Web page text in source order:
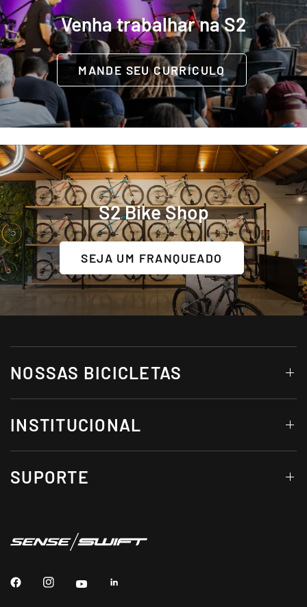
VenhatrabalharnaS2
MANDE SEU CURRÍCULO
S2BikeShop
SEJA UM FRANQUEADO
NOSSAS BICICLETAS
INSTITUCIONAL
SUPORTE